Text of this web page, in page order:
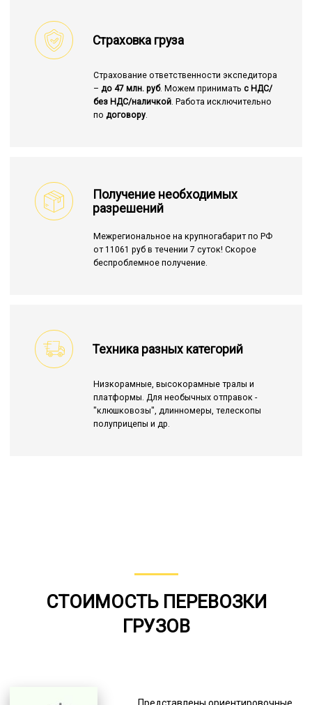
Страховка груза
Страхование ответственности экспедитора
– до 47 млн. руб. Можем принимать с НДС/
без НДС/наличкой. Работа исключительно
по договору.
Получение необходимых
разрешений
Межрегиональное на крупногабарит по РФ
от 11061 руб в течении 7 суток! Скорое
беспроблемное получение.
Техника разных категорий
Низкорамные, высокорамные тралы и
платформы. Для необычных отправок -
"клюшковозы", длинномеры, телескопы
полуприцепы и др.
СТОИМОСТЬ ПЕРЕВОЗКИ
ГРУЗОВ
Представлены ориентировочные